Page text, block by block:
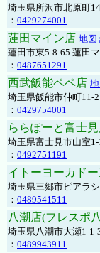
埼玉県所沢市北原町
： 0429274001
蓮田マイン店 地図
蓮田市東5-8-65 蓮田
： 0487651291
西武飯能ペペ店
埼玉県飯能市仲町11-
： 0429754001
ららぽーと富士
埼玉県富士見市山室1-
： 0492751191
イトーヨーカド
埼玉県三郷市ピアラ
： 0489541511
八潮店(フレスポ
埼玉県八潮市大瀬1-1-
： 0489943911